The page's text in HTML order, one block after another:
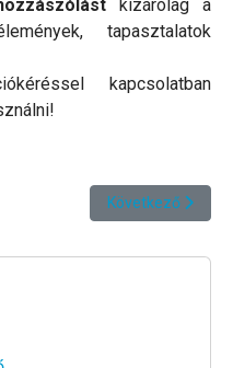
kizárólag a
tapasztalatok
kapcsolatban
Következő cikk:
Következő